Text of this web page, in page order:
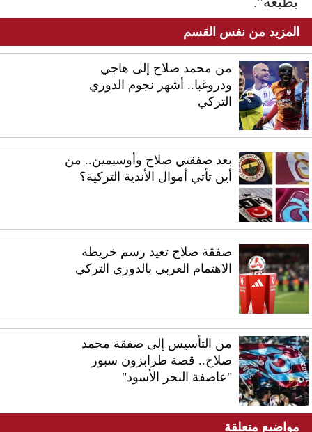
المزيد من نفس القسم
من محمد صلاح إلى هاجي
ودروغبا.. أشهر نجوم الدوري
التركي
بعد صفقتي صلاح وأوسيمين.. من
أين تأتي أموال الأندية التركية؟
صفقة صلاح تعيد رسم خريطة
الاهتمام العربي بالدوري التركي
من التأسيس إلى صفقة محمد
صلاح.. قصة طرابزون سبور
"عاصفة البحر الأسود"
مواضيع متعلقة